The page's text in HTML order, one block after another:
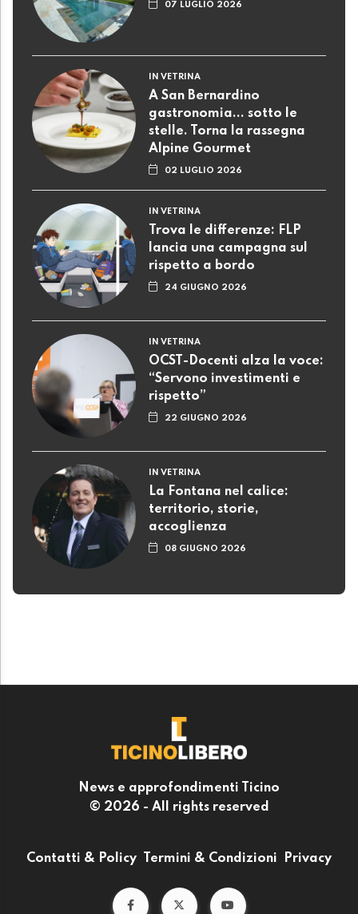
07 LUGLIO 2026
IN VETRINA
A San Bernardino
gastronomia... sotto le
stelle. Torna la rassegna
Alpine Gourmet
02 LUGLIO 2026
IN VETRINA
Trova le differenze: FLP
lancia una campagna sul
rispetto a bordo
24 GIUGNO 2026
IN VETRINA
OCST-Docenti alza la voce:
“Servono investimenti e
rispetto”
22 GIUGNO 2026
IN VETRINA
La Fontana nel calice:
territorio, storie,
accoglienza
08 GIUGNO 2026
News e approfondimenti Ticino
© 2026 - All rights reserved
Contatti & Policy Termini & Condizioni Privacy